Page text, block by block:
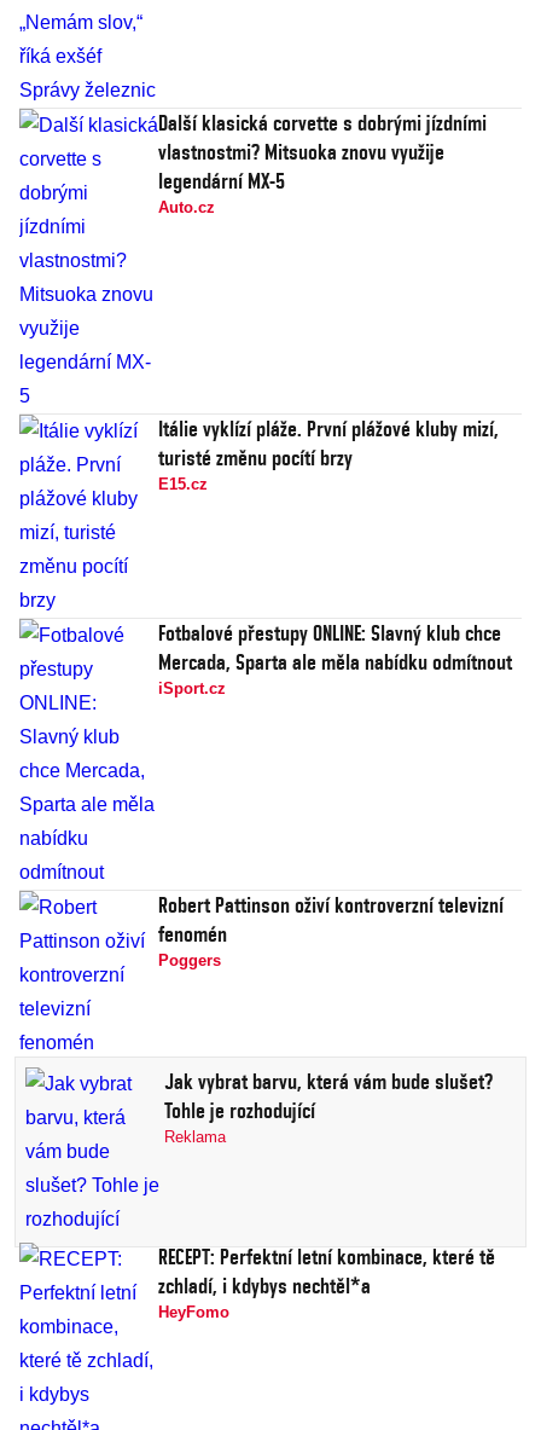
Další klasická corvette s dobrými jízdními
vlastnostmi? Mitsuoka znovu využije
legendární MX-5
Auto.cz
Itálie vyklízí pláže. První plážové kluby mizí,
turisté změnu pocítí brzy
E15.cz
Fotbalové přestupy ONLINE: Slavný klub chce
Mercada, Sparta ale měla nabídku odmítnout
iSport.cz
Robert Pattinson oživí kontroverzní televizní
fenomén
Poggers
Jak vybrat barvu, která vám bude slušet?
Tohle je rozhodující
Reklama
RECEPT: Perfektní letní kombinace, které tě
zchladí, i kdybys nechtěl*a
HeyFomo